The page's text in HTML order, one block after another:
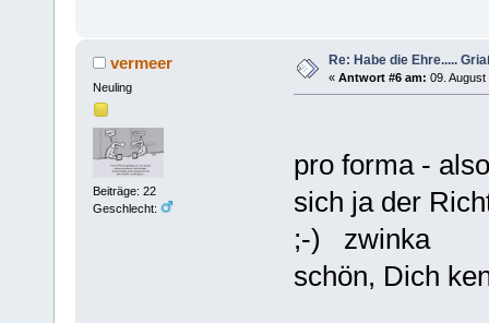
vermeer
Neuling
Beiträge: 22
Geschlecht:
Re: Habe die Ehre.....
« Antwort #6 am: 09.
pro forma -
sich ja der
;-) zwinka
schön, Dich